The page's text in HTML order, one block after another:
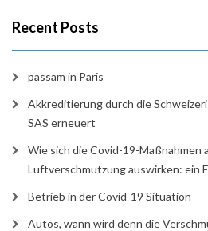
Recent Posts
passam in Paris
Akkreditierung durch die
SAS erneuert
Wie sich die Covid-19-Maßnahmen
Luftverschmutzung auswirken: ein
Betrieb in der Covid-19 Situation
Autos, wann wird denn die